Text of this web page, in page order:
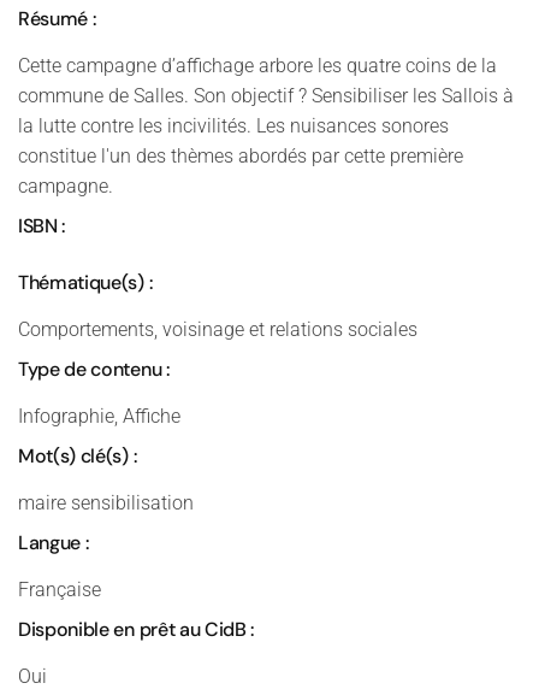
Résumé :
Cette campagne d’affichage arbore les quatre coins de la
commune de Salles. Son objectif ? Sensibiliser les Sallois à
la lutte contre les incivilités. Les nuisances sonores
constitue l'un des thèmes abordés par cette première
campagne.
ISBN :
Thématique(s) :
Comportements, voisinage et relations sociales
Type de contenu :
Infographie, Affiche
Mot(s) clé(s) :
maire sensibilisation
Langue :
Française
Disponible en prêt au CidB :
Oui